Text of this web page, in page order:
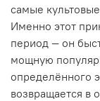
самые
Именно этот
период — он
мощную
определённого
возвращается в